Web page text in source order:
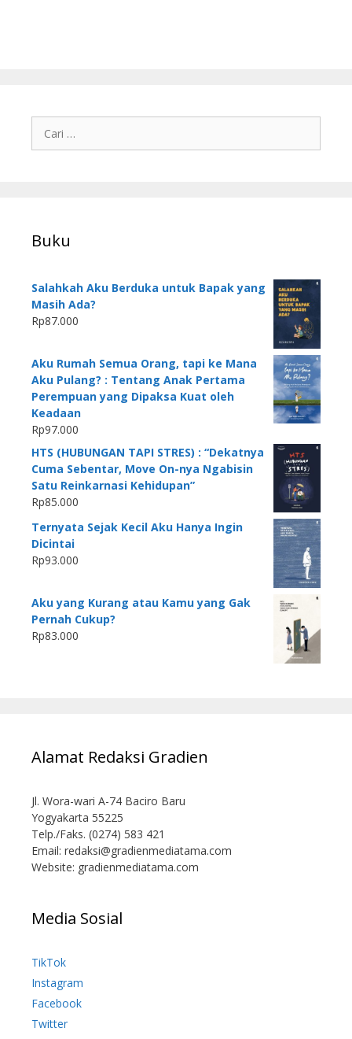
Buku
Salahkah Aku Berduka untuk Bapak yang
Masih Ada?
Rp87.000
Aku Rumah Semua Orang, tapi ke Mana
Aku Pulang? : Tentang Anak Pertama
Perempuan yang Dipaksa Kuat oleh
Keadaan
Rp97.000
HTS (HUBUNGAN TAPI STRES) : “Dekatnya
Cuma Sebentar, Move On-nya Ngabisin
Satu Reinkarnasi Kehidupan”
Rp85.000
Ternyata Sejak Kecil Aku Hanya Ingin
Dicintai
Rp93.000
Aku yang Kurang atau Kamu yang Gak
Pernah Cukup?
Rp83.000
Alamat Redaksi Gradien
Jl. Wora-wari A-74 Baciro Baru
Yogyakarta 55225
Telp./Faks. (0274) 583 421
Email: redaksi@gradienmediatama.com
Website: gradienmediatama.com
Media Sosial
TikTok
Instagram
Facebook
Twitter